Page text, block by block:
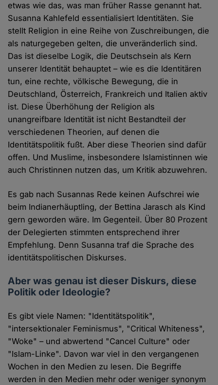
etwas wie das, was man früher Rasse genannt hat.
Susanna Kahlefeld essentialisiert Identitäten. Sie
stellt Religion in eine Reihe von Zuschreibungen, die
als naturgegeben gelten, die unveränderlich sind.
Das ist dieselbe Logik, die Deutschsein als Kern
unserer Identität behauptet – wie es die Identitären
tun, eine rechte, völkische Bewegung, die in
Deutschland, Österreich, Frankreich und Italien aktiv
ist. Diese Überhöhung der Religion als
unangreifbare Identität ist nicht Bestandteil der
verschiedenen Theorien, auf denen die
Identitätspolitik fußt. Aber diese Theorien sind dafür
offen. Und Muslime, insbesondere Islamistinnen wie
auch Christinnen nutzen das, um Kritik abzuwehren.
Es gab nach Susannas Rede keinen Aufschrei wie
beim Indianerhäuptling, der Bettina Jarasch als Kind
gern geworden wäre. Im Gegenteil. Über 80 Prozent
der Delegierten stimmten entsprechend ihrer
Empfehlung. Denn Susanna traf die Sprache des
identitätspolitischen Diskurses.
Aber was genau ist dieser Diskurs, diese
Politik oder Ideologie?
Es gibt viele Namen: "Identitätspolitik",
"intersektionaler Feminismus", "Critical Whiteness",
"Woke" – und abwertend "Cancel Culture" oder
"Islam-Linke". Davon war viel in den vergangenen
Wochen in den Medien zu lesen. Die Begriffe
werden in den Medien mehr oder weniger synonym